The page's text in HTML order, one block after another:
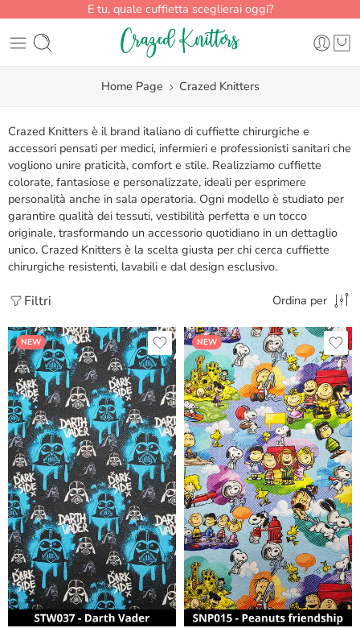
E tu, quale cuffietta sceglierai oggi?
Home Page Crazed Knitters
Crazed Knitters è il brand italiano di cuffiette chirurgiche e
accessori pensati per medici, infermieri e professionisti sanitari che
vogliono unire praticità, comfort e stile. Realizziamo cuffiette
colorate, fantasiose e personalizzate, ideali per esprimere
personalità anche in sala operatoria. Ogni modello è studiato per
garantire qualità dei tessuti, vestibilità perfetta e un tocco
originale, trasformando un accessorio quotidiano in un dettaglio
unico. Crazed Knitters è la scelta giusta per chi cerca cuffiette
chirurgiche resistenti, lavabili e dal design esclusivo.
Filtri Ordina per
NEW NEW